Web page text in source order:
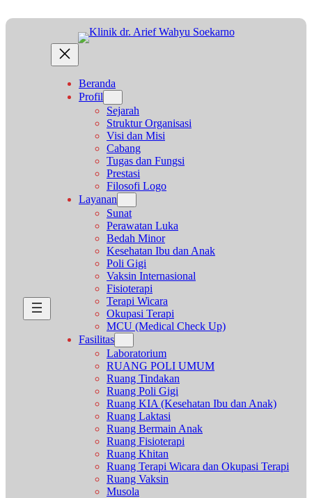
ke
Beranda
Profil
Sejarah
Struktur Organisasi
Visi dan Misi
Cabang
Tugas dan Fungsi
Prestasi
Filosofi Logo
Layanan
Sunat
Perawatan Luka
Bedah Minor
Kesehatan Ibu dan Anak
Poli Gigi
Vaksin Internasional
Fisioterapi
Terapi Wicara
Okupasi Terapi
MCU (Medical Check Up)
Fasilitas
Laboratorium
RUANG POLI UMUM
Ruang Tindakan
Ruang Poli Gigi
Ruang KIA (Kesehatan Ibu dan Anak)
Ruang Laktasi
Ruang Bermain Anak
Ruang Fisioterapi
Ruang Khitan
Ruang Terapi Wicara dan Okupasi Terapi
Ruang Vaksin
Musola